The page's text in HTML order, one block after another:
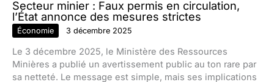
Secteur minier : Faux permis en circulation,
l’État annonce des mesures strictes
Économie 3 décembre 2025
Le 3 décembre 2025, le Ministère des Ressources
Minières a publié un avertissement public au ton rare par
sa netteté. Le message est simple, mais ses implications